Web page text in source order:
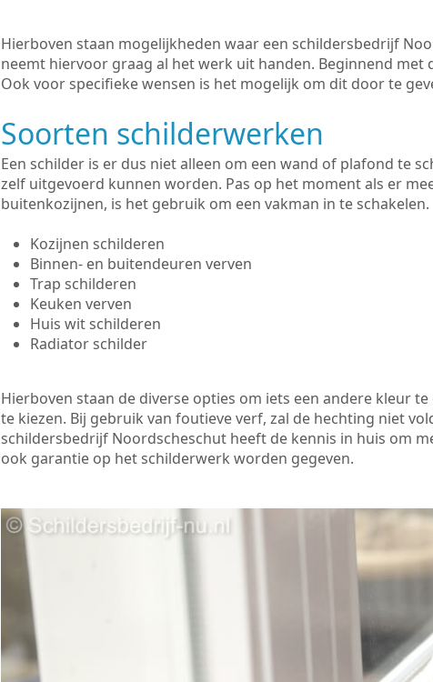
Hierboven staan mogelijkheden waar een schildersbedrijf
neemt hiervoor graag al het werk uit handen. Beginnend met
Ook voor specifieke wensen is het mogelijk om dit door te
Soorten schilderwerken
Een schilder is er dus niet alleen om een wand of plafond te
zelf uitgevoerd kunnen worden. Pas op het moment als er
buitenkozijnen, is het gebruik om een vakman in te schakelen.
Kozijnen schilderen
Binnen- en buitendeuren verven
Trap schilderen
Keuken verven
Huis wit schilderen
Radiator schilder
Hierboven staan de diverse opties om iets een andere kleur
te kiezen. Bij gebruik van foutieve verf, zal de hechting niet
schildersbedrijf Noordscheschut heeft de kennis in huis om
ook garantie op het schilderwerk worden gegeven.